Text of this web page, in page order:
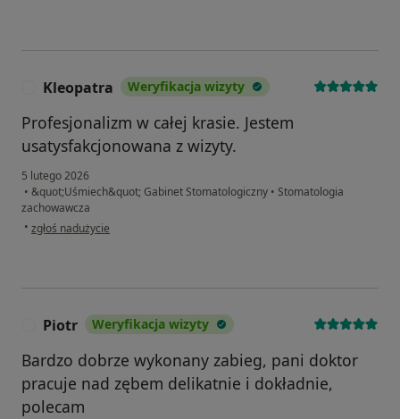
Kleopatra Weryfikacja wizyty
Profesjonalizm w całej krasie. Jestem
usatysfakcjonowana z wizyty.
5 lutego 2026
• &quot;Uśmiech&quot; Gabinet Stomatologiczny • Stomatologia
zachowawcza
• w opinii użytkownika Kleopatra
zgłoś nadużycie
Piotr Weryfikacja wizyty
Bardzo dobrze wykonany zabieg, pani doktor
pracuje nad zębem delikatnie i dokładnie,
polecam